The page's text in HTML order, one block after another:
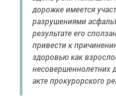
дорожке имеется
разрушениями
результате его
привести к
здоровью как
несовершеннолетних
акте прокурорского